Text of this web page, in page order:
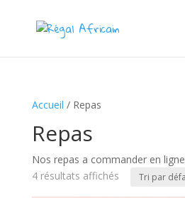
Accueil / Repas
Repas
Nos repas a commander en ligne
4 résultats affichés